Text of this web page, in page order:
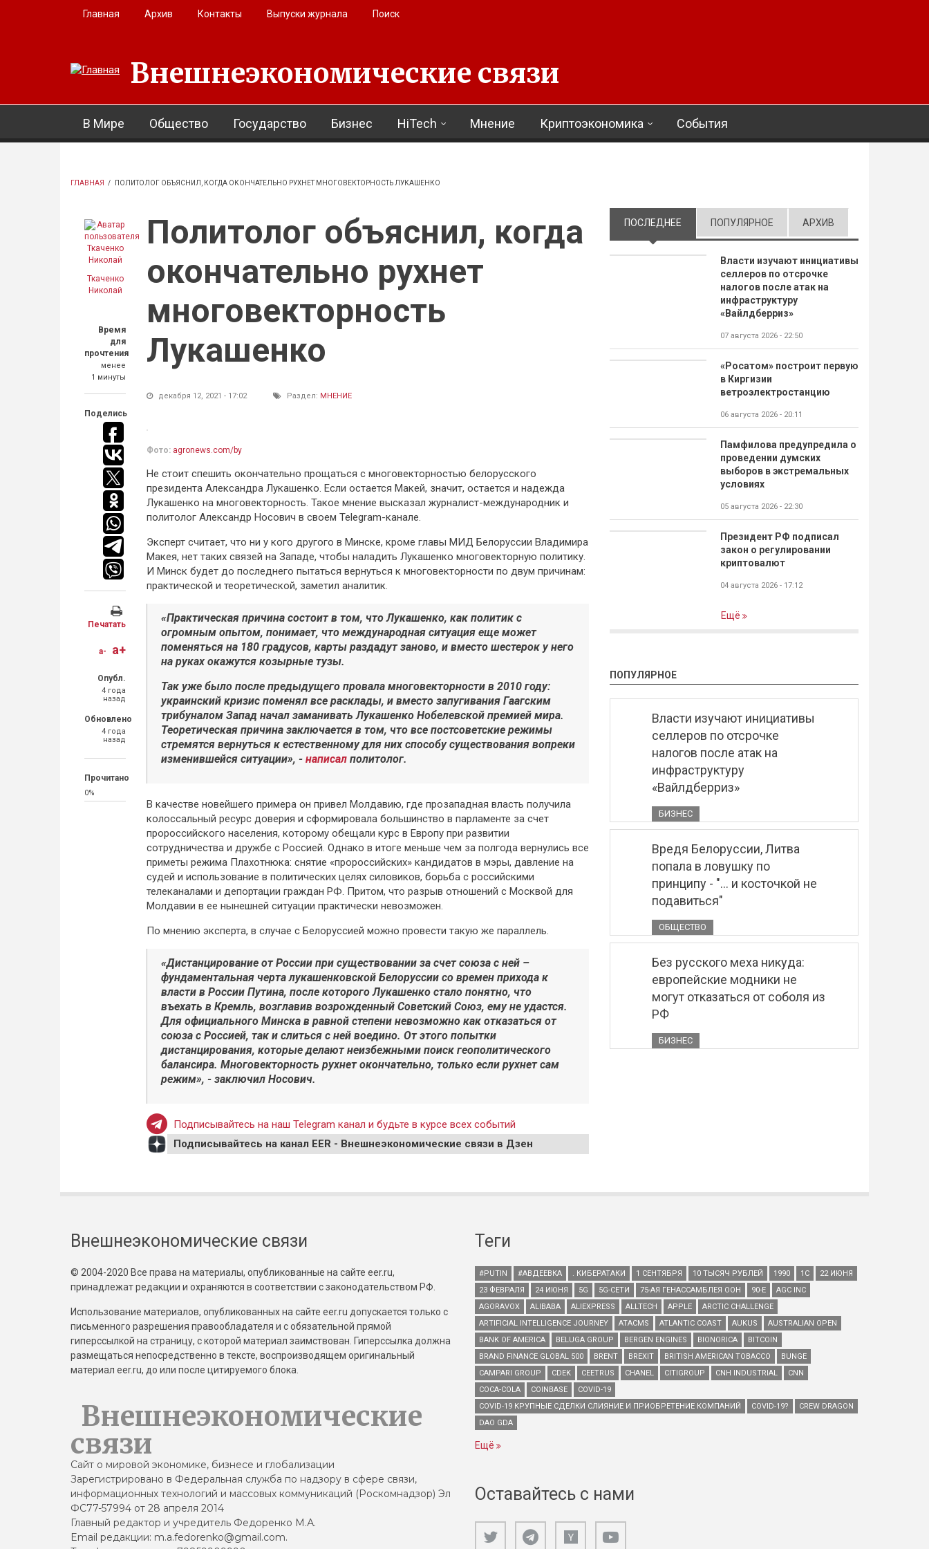
Перейти к основному содержанию
Главная Архив Контакты Выпуски журнала Поиск
Внешнеэкономические связи
В Мире Общество Государство Бизнес HiTech Мнение Криптоэкономика События
ГЛАВНАЯ / ПОЛИТОЛОГ ОБЪЯСНИЛ, КОГДА ОКОНЧАТЕЛЬНО РУХНЕТ МНОГОВЕКТОРНОСТЬ ЛУКАШЕНКО
Ткаченко
Николай
Время
для
прочтения
менее
1 минуты
Поделись
Печатать
a- a+
Опубл.
4 года
назад
Обновлено
4 года
назад
Прочитано
0%
Политолог объяснил, когда
окончательно рухнет
многовекторность
Лукашенко
декабря 12, 2021 - 17:02 Раздел: МНЕНИЕ
Фото: agronews.com/by
Не стоит спешить окончательно прощаться с многовекторностью белорусского
президента Александра Лукашенко. Если остается Макей, значит, остается и надежда
Лукашенко на многовекторность. Такое мнение высказал журналист-международник и
политолог Александр Носович в своем Telegram-канале.
Эксперт считает, что ни у кого другого в Минске, кроме главы МИД Белоруссии Владимира
Макея, нет таких связей на Западе, чтобы наладить Лукашенко многовекторную политику.
И Минск будет до последнего пытаться вернуться к многовекторности по двум причинам:
практической и теоретической, заметил аналитик.
«Практическая причина состоит в том, что Лукашенко, как политик с
огромным опытом, понимает, что международная ситуация еще может
поменяться на 180 градусов, карты раздадут заново, и вместо шестерок у него
на руках окажутся козырные тузы.
Так уже было после предыдущего провала многовекторности в 2010 году:
украинский кризис поменял все расклады, и вместо запугивания Гаагским
трибуналом Запад начал заманивать Лукашенко Нобелевской премией мира.
Теоретическая причина заключается в том, что все постсоветские режимы
стремятся вернуться к естественному для них способу существования вопреки
изменившейся ситуации», - написал политолог.
В качестве новейшего примера он привел Молдавию, где прозападная власть получила
колоссальный ресурс доверия и сформировала большинство в парламенте за счет
пророссийского населения, которому обещали курс в Европу при развитии
сотрудничества и дружбе с Россией. Однако в итоге меньше чем за полгода вернулись все
приметы режима Плахотнюка: снятие «пророссийских» кандидатов в мэры, давление на
судей и использование в политических целях силовиков, борьба с российскими
телеканалами и депортации граждан РФ. Притом, что разрыв отношений с Москвой для
Молдавии в ее нынешней ситуации практически невозможен.
По мнению эксперта, в случае с Белоруссией можно провести такую же параллель.
«Дистанцирование от России при существовании за счет союза с ней –
фундаментальная черта лукашенковской Белоруссии со времен прихода к
власти в России Путина, после которого Лукашенко стало понятно, что
въехать в Кремль, возглавив возрожденный Советский Союз, ему не удастся.
Для официального Минска в равной степени невозможно как отказаться от
союза с Россией, так и слиться с ней воедино. От этого попытки
дистанцирования, которые делают неизбежными поиск геополитического
балансира. Многовекторность рухнет окончательно, только если рухнет сам
режим», - заключил Носович.
Подписывайтесь на наш Telegram канал и будьте в курсе всех событий
Подписывайтесь на канал EER - Внешнеэкономические связи в Дзен
ПОСЛЕДНЕЕ (АКТИВНАЯ ВКЛАДКА)
ПОПУЛЯРНОЕ АРХИВ
Власти изучают инициативы
селлеров по отсрочке
налогов после атак на
инфраструктуру
«Вайлдберриз»
07 августа 2026 - 22:50
«Росатом» построит первую
в Киргизии
ветроэлектростанцию
06 августа 2026 - 20:11
Памфилова предупредила о
проведении думских
выборов в экстремальных
условиях
05 августа 2026 - 22:30
Президент РФ подписал
закон о регулировании
криптовалют
04 августа 2026 - 17:12
Ещё
ПОПУЛЯРНОЕ
Власти изучают инициативы
селлеров по отсрочке
налогов после атак на
инфраструктуру
«Вайлдберриз»
БИЗНЕС
Вредя Белоруссии, Литва
попала в ловушку по
принципу - "... и косточкой не
подавиться"
ОБЩЕСТВО
Без русского меха никуда:
европейские модники не
могут отказаться от соболя из
РФ
БИЗНЕС
Внешнеэкономические связи
© 2004-2020 Все права на материалы, опубликованные на сайте eer.ru,
принадлежат редакции и охраняются в соответствии с законодательством РФ.
Использование материалов, опубликованных на сайте eer.ru допускается только с
письменного разрешения правообладателя и с обязательной прямой
гиперссылкой на страницу, с которой материал заимствован. Гиперссылка должна
размещаться непосредственно в тексте, воспроизводящем оригинальный
материал eer.ru, до или после цитируемого блока.
Внешнеэкономические
связи
Сайт о мировой экономике, бизнесе и глобализации
Зарегистрировано в Федеральная служба по надзору в сфере связи,
информационных технологий и массовых коммуникаций (Роскомнадзор) Эл
ФС77-57994 от 28 апреля 2014
Главный редактор и учредитель Федоренко М.А.
Email редакции: m.a.fedorenko@gmail.com.
Теги
#PUTIN #АВДЕЕВКА . КИБЕРАТАКИ 1 СЕНТЯБРЯ 10 ТЫСЯЧ РУБЛЕЙ 1990 1С
22 ИЮНЯ
23 ФЕВРАЛЯ
24 ИЮНЯ 5G 5G-СЕТИ 75-АЯ ГЕНАССАМБЛЕЯ ООН 90-Е
AGC INC
AGORAVOX
ALIBABA ALIEXPRESS ALLTECH APPLE
ARCTIC CHALLENGE
ARTIFICIAL INTELLIGENCE JOURNEY
ATACMS ATLANTIC COAST AUKUS
AUSTRALIAN OPEN
BANK OF AMERICA
BELUGA GROUP BERGEN ENGINES BIONORICA
BITCOIN
BRAND FINANCE GLOBAL 500
BRENT BREXIT BRITISH AMERICAN TOBACCO
BUNGE
CAMPARI GROUP
CDEK CEETRUS CHANEL CITIGROUP CNH INDUSTRIAL
CNN
COCA-COLA
COINBASE
COVID-19
COVID-19 КРУПНЫЕ СДЕЛКИ СЛИЯНИЕ И ПРИОБРЕТЕНИЕ КОМПАНИЙ
COVID-19?
CREW DRAGON
DAO GDA
Ещё
Оставайтесь с нами